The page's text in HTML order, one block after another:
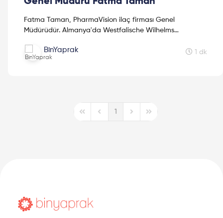
Fatma Taman, PharmaVision ilaç firması Genel
Müdürüdür. Almanya'da Westfalische Wilhelms
Eczacılık eğitimini İs...
BinYaprak 1 dk
First PagePrevious Page
1
Next PageLast Page